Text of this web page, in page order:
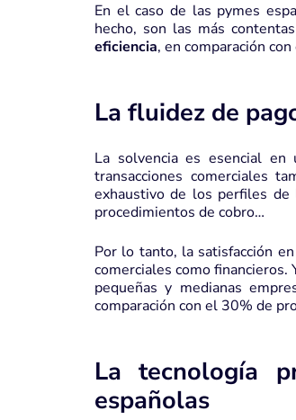
En el caso de las pymes
hecho, son las más
eficiencia, en comparación
La fluidez de
La solvencia es esencial
transacciones comerciales
exhaustivo de los perfiles de
procedimientos de cobro…
Por lo tanto, la satisfacción
comerciales como
pequeñas y medianas
comparación con el 30% de
La tecnología
españolas